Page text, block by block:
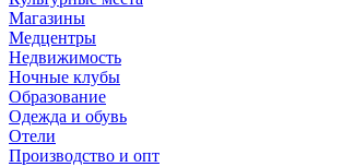
Магазины
Медцентры
Недвижимость
Ночные клубы
Образование
Одежда и обувь
Отели
Производство и опт